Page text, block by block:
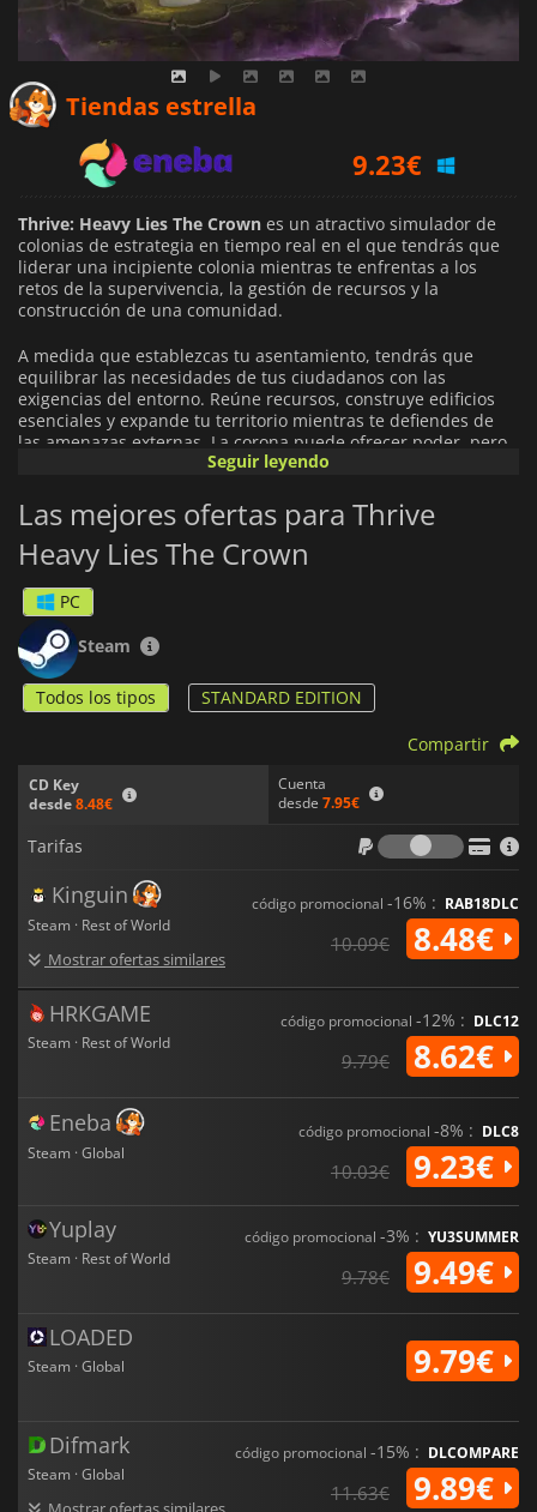
Tiendas estrella
9.23€
10.89€
Thrive: Heavy Lies The Crown es un atractivo simulador de
colonias de estrategia en tiempo real en el que tendrás que
liderar una incipiente colonia mientras te enfrentas a los
retos de la supervivencia, la gestión de recursos y la
construcción de una comunidad.
A medida que establezcas tu asentamiento, tendrás que
equilibrar las necesidades de tus ciudadanos con las
exigencias del entorno. Reúne recursos, construye edificios
esenciales y expande tu territorio mientras te defiendes de
las amenazas externas. La corona puede ofrecer poder, pero
conlleva grandes responsabilidades de liderazgo: toma
de tu colonia.
Con un ecosistema dinámico, paisajes generados
proceduralmente e intrincadas interacciones sociales entre
tus colonos,
mundo en el que cada elección es importante. ¿Serás un líder
visionario que fomente la innovación o sucumbirás a las
presiones del gobierno? Sumérgete en esta cautivadora
simulación y descubre el peso de convertirse en rey en
Thrive: Heavy Lies The Crown.
Seguir leyendo
Las mejores ofertas para Thrive
Heavy Lies The Crown
PC
Steam
Todos los tipos STANDARD EDITION
CD Key
desde8.48€
Cuenta
desde 7.95€
Compartir
Tarifas
Tarifas
Kinguin
Steam · Rest of World
Mostrar ofertas similares
código promocional -16% : RAB18DLC
10.09€ 8.48€
HRKGAME
Steam · Rest of World
código promocional -12% : DLC12
9.79€ 8.62€
Eneba
Steam · Global
código promocional -8% : DLC8
10.03€ 9.23€
Yuplay
Steam · Rest of World
código promocional -3% : YU3SUMMER
9.78€ 9.49€
LOADED
Steam · Global 9.79€
Difmark
Steam · Global
código promocional -15% : DLCOMPARE
11.63€ 9.89€